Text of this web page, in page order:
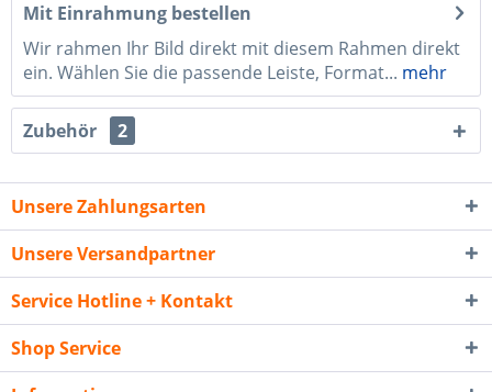
Mit Einrahmung bestellen
Wir rahmen Ihr Bild direkt mit diesem Rahmen direkt
ein. Wählen Sie die passende Leiste, Format... mehr
Zubehör 2
Unsere Zahlungsarten
Unsere Versandpartner
Service Hotline + Kontakt
Shop Service